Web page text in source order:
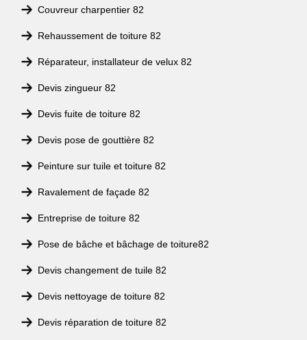
Couvreur charpentier 82
Rehaussement de toiture 82
Réparateur, installateur de velux 82
Devis zingueur 82
Devis fuite de toiture 82
Devis pose de gouttière 82
Peinture sur tuile et toiture 82
Ravalement de façade 82
Entreprise de toiture 82
Pose de bâche et bâchage de toiture82
Devis changement de tuile 82
Devis nettoyage de toiture 82
Devis réparation de toiture 82